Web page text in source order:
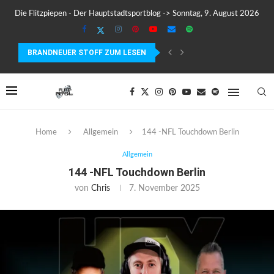
Die Flitzpiepen - Der Hauptstadtsportblog -> Sonntag, 9. August 2026
BRANDNEUER STOFF ZUM LESEN
UVEX PACE STAGE CV – KLARE SICHT BEI...
Home Allgemein 144 -NFL Touchdown Berlin
Allgemein
144 -NFL Touchdown Berlin
von Chris 7. November 2025